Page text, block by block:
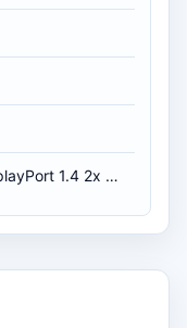
1x DisplayPort 1.4 2x HDMI 2.0 1x 3,5 mm Klinke (Line-Out) 1x USB 3.0 Typ B Upstream 2x USB 3.0 Typ A Downstream